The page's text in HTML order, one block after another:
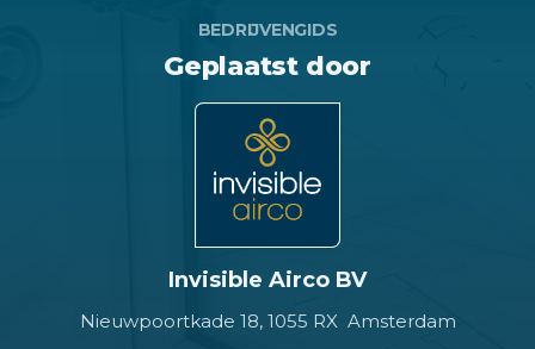
BEDRIJVENGIDS
Geplaatst door
Invisible Airco BV
Nieuwpoortkade 18, 1055 RX Amsterdam